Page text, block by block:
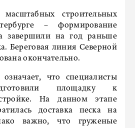
строительных
– формирование
завершили на год раньше
Береговая линия Северной
окончательно.
что специалисты
площадку к
На данном этапе
доставка песка на
важно, что груженые